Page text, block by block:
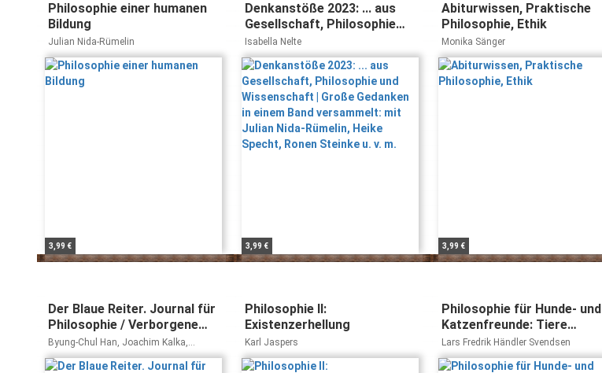
Philosophie einer humanen
Bildung
Julian Nida-Rümelin
3,99 €
Denkanstöße 2023: ... aus
Gesellschaft, Philosophie
und Wissenschaft | Große
Gedanken in einem Band
versammelt: mit Julian Nida-
Rümelin, Heike Specht, Ronen
Steinke u. v. m.
Isabella Nelte
3,99 €
Abiturwissen, Praktische
Philosophie, Ethik
Monika Sänger
3,99 €
Der Blaue Reiter. Journal für
Philosophie / Verborgene
Wirklichkeiten: Warum wir
Geheimnisse brauchen
Byung-Chul Han, Joachim Kalka,
Friedrich Dieckmann
Philosophie II:
Existenzerhellung
Karl Jaspers
Philosophie für Hunde- und
Katzenfreunde: Tiere
verstehen
Lars Fredrik Händler Svendsen